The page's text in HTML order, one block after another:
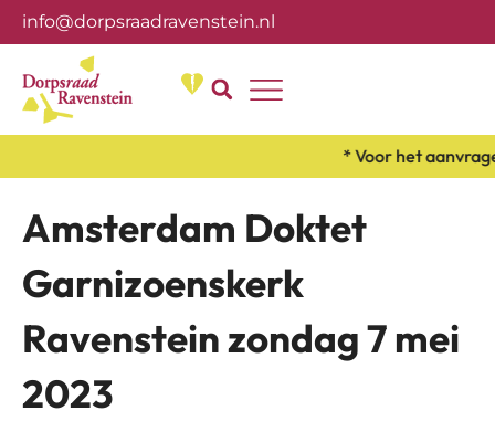
info@dorpsraadravenstein.nl
* Voor het
Amsterdam Doktet
Garnizoenskerk
Ravenstein zondag 7 mei
2023